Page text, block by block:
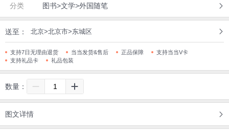
分类 图书>文学>外国随笔
送至： 北京>北京市>东城区
支持7日无理由退货 当当发货&售后 正品保障
支持当当V卡
支持礼品卡
礼品包装
数量：
图文详情